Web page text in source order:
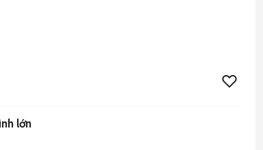
lớn